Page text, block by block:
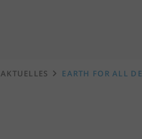
AKTUELLES EARTH FOR ALL